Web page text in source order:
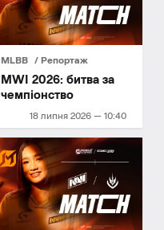
MLBB Репортаж
18 липня 2026 — 10:40
MWI 2026: битва за
чемпіонство